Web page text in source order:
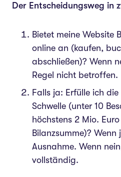
Der Entscheidungsweg in
Bietet meine Website
online an (kaufen,
abschließen)? Wenn
Regel nicht betroffen.
Falls ja: Erfülle ich
Schwelle (unter 10
höchstens 2 Mio.
Bilanzsumme)?
Ausnahme. Wenn
vollständig.